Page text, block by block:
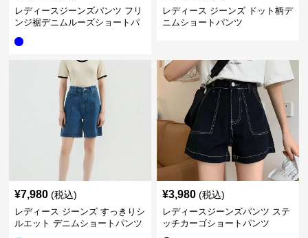
レディースジーンズパンツ フリ
ンジ裾デニムルーズショートパ
レディース ジーンズ ドット柄デ
ニムショートパンツ
¥7,980 (税込)
レディース ジーンズ すっきりシ
ルエット デニムショートパンツ
¥3,980 (税込)
レディースジーンズパンツ ステ
ッチカーゴショートパンツ